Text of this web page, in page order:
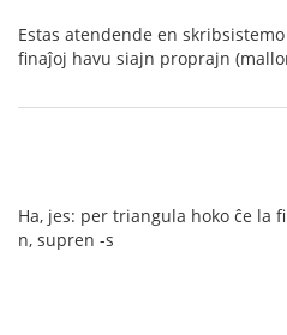
Estas atendende en
finaĵoj havu siajn proprajn
Ha, jes: per triangula hoko ĉe la
n, supren -s